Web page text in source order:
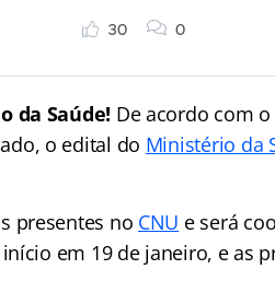
30 0
da Saúde! De acordo com
o edital do Ministério da
presentes no CNU e será
em 19 de janeiro, e as